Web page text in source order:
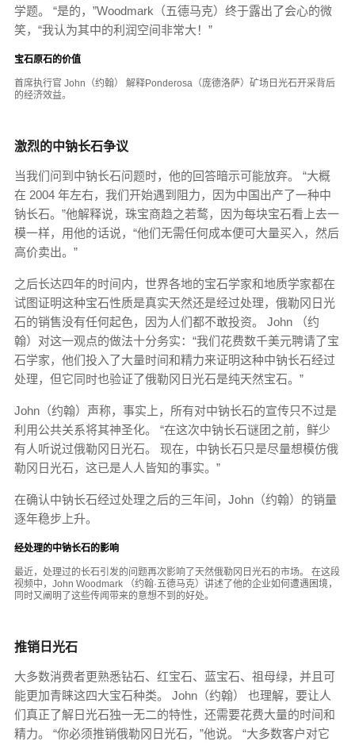
学题。 “是的，”Woodmark（五德马克）终于露出了会心的微
笑，“我认为其中的利润空间非常大！”
宝石原石的价值
首席执行官 John（约翰） 解释Ponderosa（庞德洛萨）矿场日光石开采背后
的经济效益。
激烈的中钠长石争议
当我们问到中钠长石问题时，他的回答暗示可能放弃。 “大概
在 2004 年左右，我们开始遇到阻力，因为中国出产了一种中
钠长石。”他解释说，珠宝商趋之若鹜，因为每块宝石看上去一
模一样，用他的话说，“他们无需任何成本便可大量买入，然后
高价卖出。”
之后长达四年的时间内，世界各地的宝石学家和地质学家都在
试图证明这种宝石性质是真实天然还是经过处理，俄勒冈日光
石的销售没有任何起色，因为人们都不敢投资。 John （约
翰）对这一观点的做法十分务实：“我们花费数千美元聘请了宝
石学家，他们投入了大量时间和精力来证明这种中钠长石经过
处理，但它同时也验证了俄勒冈日光石是纯天然宝石。”
John（约翰）声​​称，事实上，所有对中钠长石的宣传只不过是
利用公共关系将其神圣化。 “在这次中钠长石谜团之前，鲜少
有人听说过俄勒冈日光石。 现在，中钠长石只是尽量想模仿俄
勒冈日光石，这已是人人皆知的事实。”
在确认中钠长石经过处理之后的三年间，John（约翰）的销量
逐年稳步上升。
经处理的中钠长石的影响
最近，处理过的长石引发的问题再次影响了天然俄勒冈日光石的市场。 在这段
视频中，John Woodmark （约翰·五德马克）讲述了他的企业如何遭遇困境，
同时又阐明了这些传闻带来的意想不到的好处。
推销日光石
大多数消费者更熟悉钻石、红宝石、蓝宝石、祖母绿，并且可
能更加青睐这四大宝石种类。 John（约翰） 也理解，要让人
们真正了解日光石独一无二的特性，还需要花费大量的时间和
精力。 “你必须推销俄勒冈日光石，”他说。 “大多数客户对它